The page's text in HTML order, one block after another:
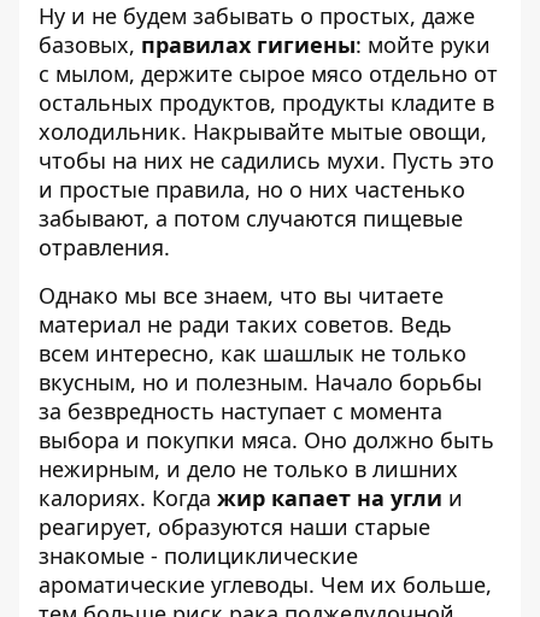
Ну и не будем забывать о простых, даже
базовых, правилах гигиены: мойте руки
с мылом, держите сырое мясо отдельно от
остальных продуктов, продукты кладите в
холодильник. Накрывайте мытые овощи,
чтобы на них не садились мухи. Пусть это
и простые правила, но о них частенько
забывают, а потом случаются пищевые
отравления.
Однако мы все знаем, что вы читаете
материал не ради таких советов. Ведь
всем интересно, как шашлык не только
вкусным, но и полезным. Начало борьбы
за безвредность наступает с момента
выбора и покупки мяса. Оно должно быть
нежирным, и дело не только в лишних
калориях. Когда жир капает на угли и
реагирует, образуются наши старые
знакомые - полициклические
ароматические углеводы. Чем их больше,